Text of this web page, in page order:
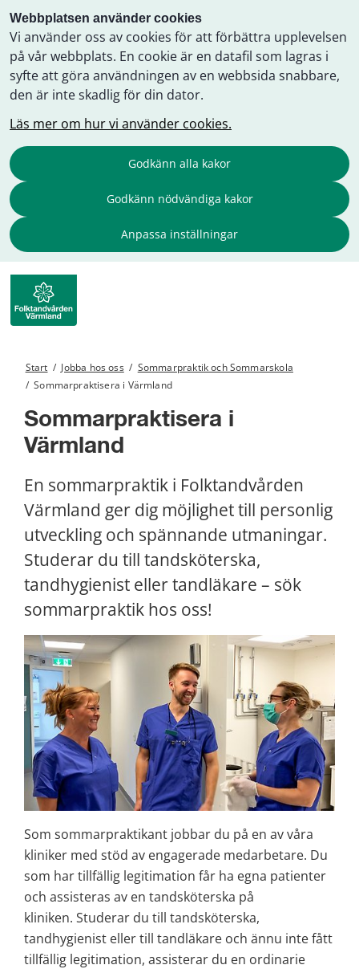
Webbplatsen använder cookies
Vi använder oss av cookies för att förbättra upplevelsen
på vår webbplats. En cookie är en datafil som lagras i
syfte att göra användningen av en webbsida snabbare,
den är inte skadlig för din dator.
Läs mer om hur vi använder cookies.
Godkänn alla kakor
Godkänn nödvändiga kakor
Anpassa inställningar
Start / Jobba hos oss / Sommarpraktik och Sommarskola
/ Sommarpraktisera i Värmland
Sommarpraktisera i
Värmland
En sommarpraktik i Folktandvården
Värmland ger dig möjlighet till personlig
utveckling och spännande utmaningar.
Studerar du till tandsköterska,
tandhygienist eller tandläkare – sök
sommarpraktik hos oss!
Som sommarpraktikant jobbar du på en av våra
kliniker med stöd av engagerade medarbetare. Du
som har tillfällig legitimation får ha egna patienter
och assisteras av en tandsköterska på
kliniken. Studerar du till tandsköterska,
tandhygienist eller till tandläkare och ännu inte fått
tillfällig legitimation, assisterar du en ordinarie